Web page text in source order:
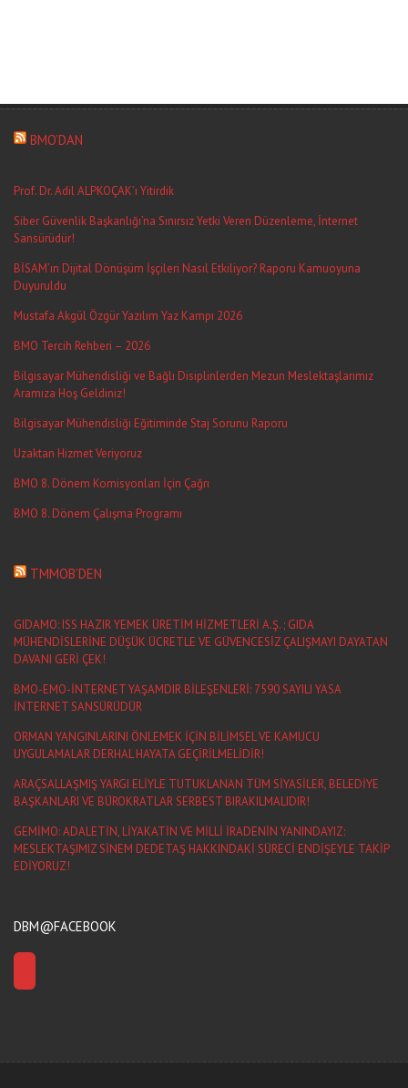
BMO’DAN
Prof. Dr. Adil ALPKOÇAK’ı Yitirdik
Siber Güvenlik Başkanlığı’na Sınırsız Yetki Veren Düzenleme, İnternet
Sansürüdür!
BİSAM’ın Dijital Dönüşüm İşçileri Nasıl Etkiliyor? Raporu Kamuoyuna
Duyuruldu
Mustafa Akgül Özgür Yazılım Yaz Kampı 2026
BMO Tercih Rehberi – 2026
Bilgisayar Mühendisliği ve Bağlı Disiplinlerden Mezun Meslektaşlarımız
Aramıza Hoş Geldiniz!
Bilgisayar Mühendisliği Eğitiminde Staj Sorunu Raporu
Uzaktan Hizmet Veriyoruz
BMO 8. Dönem Komisyonları İçin Çağrı
BMO 8. Dönem Çalışma Programı
TMMOB’DEN
GIDAMO: ISS HAZIR YEMEK ÜRETİM HİZMETLERİ A.Ş. ; GIDA
MÜHENDİSLERİNE DÜŞÜK ÜCRETLE VE GÜVENCESİZ ÇALIŞMAYI DAYATAN
DAVANI GERİ ÇEK!
BMO-EMO-İNTERNET YAŞAMDIR BİLEŞENLERİ: 7590 SAYILI YASA
İNTERNET SANSÜRÜDÜR
ORMAN YANGINLARINI ÖNLEMEK İÇİN BİLİMSEL VE KAMUCU
UYGULAMALAR DERHAL HAYATA GEÇİRİLMELİDİR!
ARAÇSALLAŞMIŞ YARGI ELİYLE TUTUKLANAN TÜM SİYASİLER, BELEDİYE
BAŞKANLARI VE BÜROKRATLAR SERBEST BIRAKILMALIDIR!
GEMİMO: ADALETİN, LİYAKATİN VE MİLLİ İRADENİN YANINDAYIZ:
MESLEKTAŞIMIZ SİNEM DEDETAŞ HAKKINDAKİ SÜRECİ ENDİŞEYLE TAKİP
EDİYORUZ!
DBM@FACEBOOK